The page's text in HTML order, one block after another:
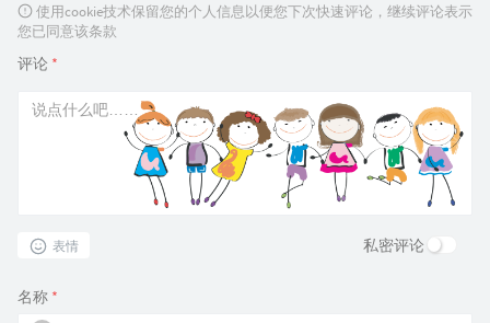
使用cookie技术保留您的个人信息以便您下次快速评论，继续评论表示
您已同意该条款
评论 *
表情 私密评论
名称 *